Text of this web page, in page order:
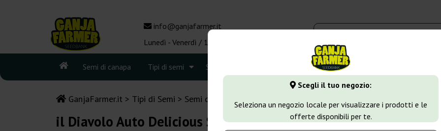
Scegli il tuo negozio:
Seleziona un negozio locale per visualizzare i prodotti e le
offerte disponibili per te.
info@ganjafarmer.it
Lunedì - Venerdì / 10:00 - 16:00
Semi di canapa Tipi di semi Seedbank Tipi di marijuana Altro
GanjaFarmer.it Tipi di Semi Semi di Cannabis Autofiorenti
il Diavolo Auto Delicious Seeds